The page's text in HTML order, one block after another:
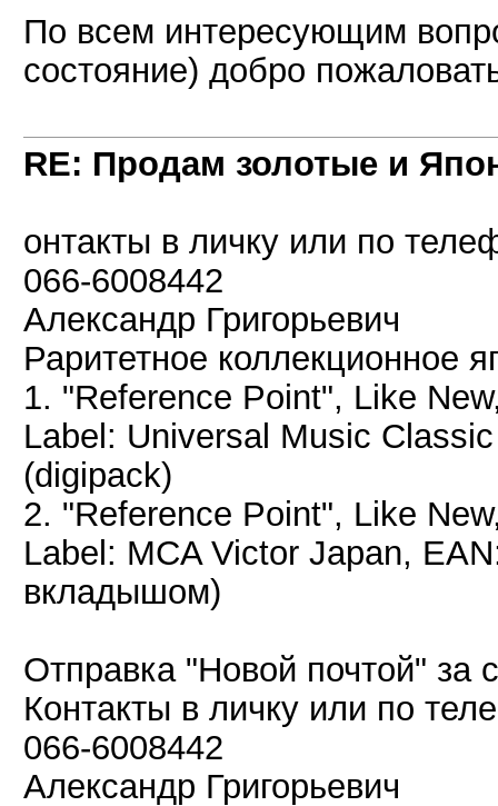
По всем интересующим
состояние) добро
RE: Продам золотые и
онтакты в личку или по
066-6008442
Александр Григорьевич
Раритетное коллекционное
1. "Reference Point", Like
Label: Universal Music
(digipack)
2. "Reference Point", Like
Label: MCA Victor Japan,
вкладышом)
Отправка "Новой почтой" за
Контакты в личку или по
066-6008442
Александр Григорьевич